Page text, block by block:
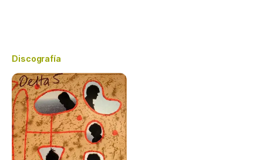
Discografía